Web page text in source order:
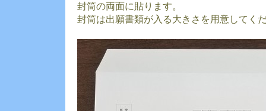
封筒の両面に貼ります。
封筒は出願書類が入る大きさを用意してく